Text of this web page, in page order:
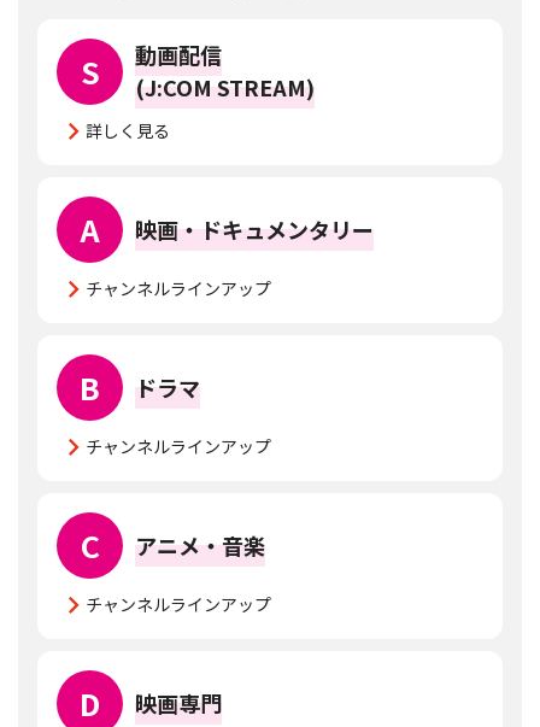
S
動画配信
(J:COM STREAM)
詳しく見る
A 映画・ドキュメンタリー
チャンネルラインアップ
B ドラマ
チャンネルラインアップ
C アニメ・音楽
チャンネルラインアップ
D 映画専門